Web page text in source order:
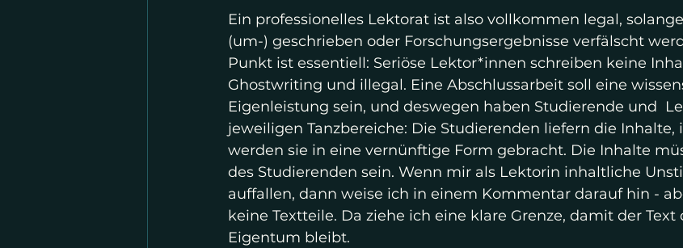
Ein professionelles Lektorat ist also vollkommen legal,
(um-) geschrieben oder Forschungsergebnisse verfälscht
Punkt ist essentiell: Seriöse Lektor*innen schreiben keine
Ghostwriting und illegal. Eine Abschlussarbeit soll eine
Eigenleistung sein, und deswegen haben Studierende und
jeweiligen Tanzbereiche: Die Studierenden liefern die Inhalte,
werden sie in eine vernünftige Form gebracht. Die Inhalte
des Studierenden sein. Wenn mir als Lektorin inhaltliche
auffallen, dann weise ich in einem Kommentar darauf hin -
keine Textteile. Da ziehe ich eine klare Grenze, damit der
Eigentum bleibt.